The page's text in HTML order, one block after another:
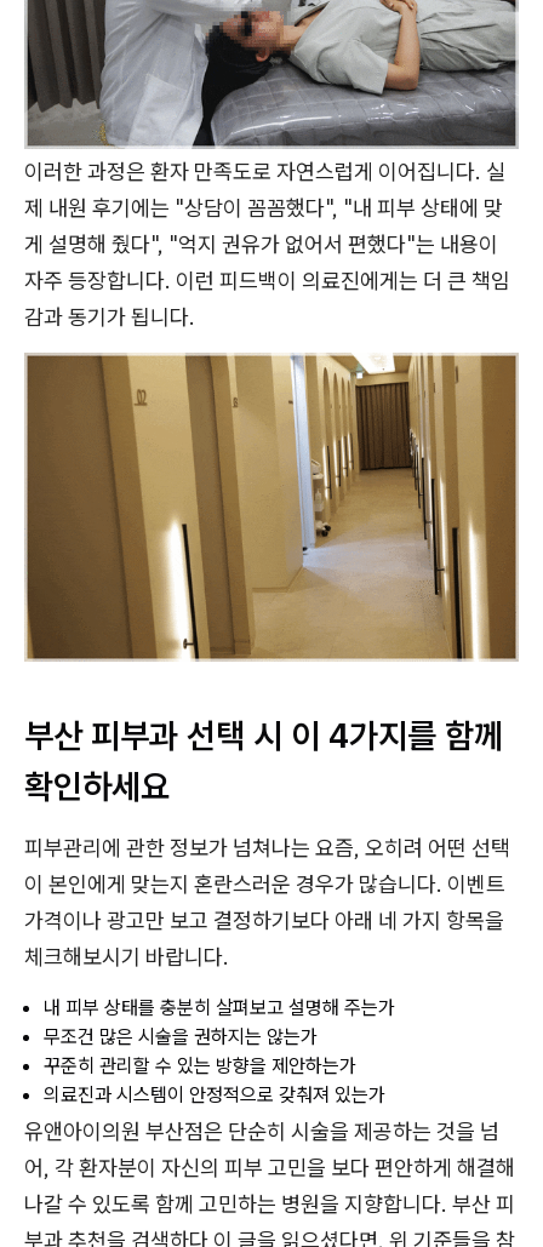
이러한 과정은 환자 만족도로 자연스럽게 이어집니다. 실
제 내원 후기에는 "상담이 꼼꼼했다", "내 피부 상태에 맞
게 설명해 줬다", "억지 권유가 없어서 편했다"는 내용이
자주 등장합니다. 이런 피드백이 의료진에게는 더 큰 책임
감과 동기가 됩니다.
부산 피부과 선택 시 이 4가지를 함께
확인하세요
피부관리에 관한 정보가 넘쳐나는 요즘, 오히려 어떤 선택
이 본인에게 맞는지 혼란스러운 경우가 많습니다. 이벤트
가격이나 광고만 보고 결정하기보다 아래 네 가지 항목을
체크해보시기 바랍니다.
내 피부 상태를 충분히 살펴보고 설명해 주는가
무조건 많은 시술을 권하지는 않는가
꾸준히 관리할 수 있는 방향을 제안하는가
의료진과 시스템이 안정적으로 갖춰져 있는가
유앤아이의원 부산점은 단순히 시술을 제공하는 것을 넘
어, 각 환자분이 자신의 피부 고민을 보다 편안하게 해결해
나갈 수 있도록 함께 고민하는 병원을 지향합니다. 부산 피
부과 추천을 검색하다 이 글을 읽으셨다면, 위 기준들을 참